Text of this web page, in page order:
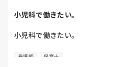
小児科で働きたい。
小児科で働きたい。
看護師 保育士